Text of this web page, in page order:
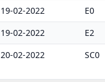
19-02-2022 E0
19-02-2022 E2
20-02-2022 SC0